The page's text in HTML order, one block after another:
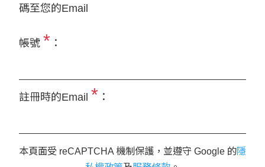
碼至您的Email
帳號 * ：
註冊時的Email * ：
本頁面受 reCAPTCHA 機制保護，並遵守 Google 的隱